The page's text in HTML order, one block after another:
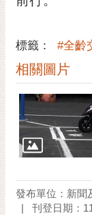
標籤： #全齡
相關圖片
發布單位：新聞
刊登日期：